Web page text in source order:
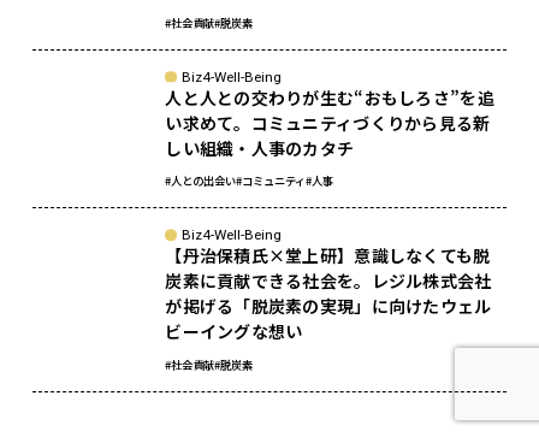
#社会貢献#脱炭素
Biz4-Well-Being
人と人との交わりが生む“おもしろさ”を追
い求めて。コミュニティづくりから見る新
しい組織・人事のカタチ
#人との出会い#コミュニティ#人事
sponsored
Biz4-Well-Being
【丹治保積氏×堂上研】意識しなくても脱
炭素に貢献できる社会を。レジル株式会社
が掲げる「脱炭素の実現」に向けたウェル
ビーイングな想い
#社会貢献#脱炭素